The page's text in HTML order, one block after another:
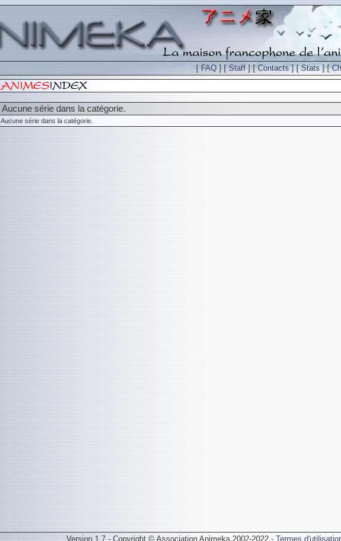
[FAQ ] [Staff ] [Contacts] [Stats] [
Aucune série dans la catégorie.
Aucune série dans la catégorie.
Version 1.7 - Copyright © Association Animeka 2002-2022 - Termes